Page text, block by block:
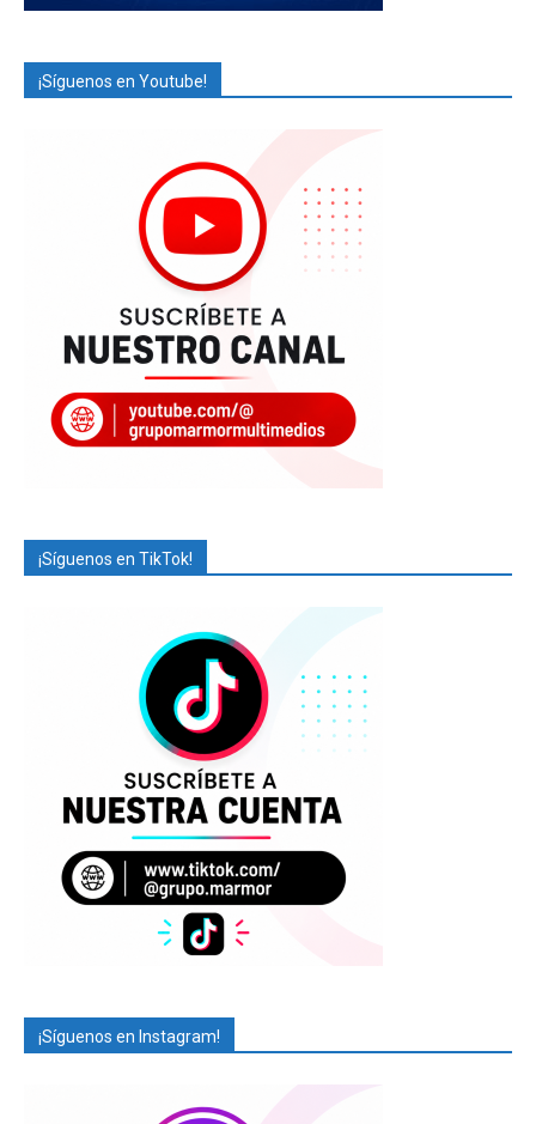
¡Síguenos en Youtube!
¡Síguenos en TikTok!
¡Síguenos en Instagram!